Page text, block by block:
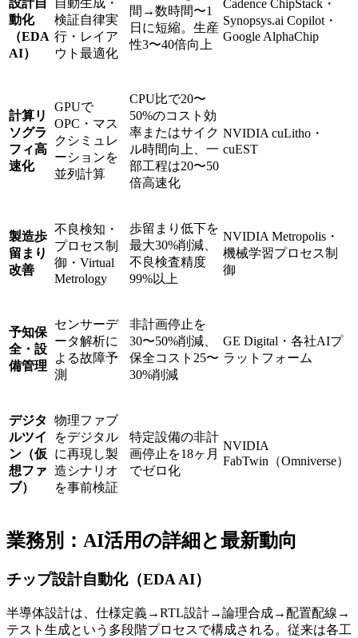
設計自
動化
（EDA
AI）
自動生成・
検証自律実
行・レイア
ウト最適化
間→数時間〜1
日に短縮。生産
性3〜40倍向上
Cadence ChipStack・
Synopsys.ai Copilot・
Google AlphaChip
計算リ
ソグラ
フィ高
速化
GPUで
OPC・マス
クシミュレ
ーションを
並列計算
CPU比で20〜
50%のコスト効
率またはサイク
ル時間向上、一
部工程は20〜50
倍高速化
NVIDIA cuLitho・
cuEST
製造歩
留まり
改善
不良検知・
プロセス制
御・Virtual
Metrology
歩留まり低下を
最大30%削減、
不良検査精度
99%以上
NVIDIA Metropolis・
機械学習プロセス制
御
予知保
全・設
備管理
センサーデ
ータ解析に
よる故障予
測
非計画停止を
30〜50%削減、
保全コスト25〜
30%削減
GE Digital・各社AIプ
ラットフォーム
デジタ
ルツイ
ン（仮
想ファ
ブ）
物理ファブ
をデジタル
に再現し製
造シナリオ
を事前検証
特定設備の非計
画停止を18ヶ月
でゼロ化
NVIDIA
FabTwin（Omniverse）
業務別：AI活用の詳細と最新動向
チップ設計自動化（EDA AI）
半導体設計は、仕様定義→RTL設計→論理合成→配置配線→
テスト生成という多段階プロセスで構成される。従来は各工